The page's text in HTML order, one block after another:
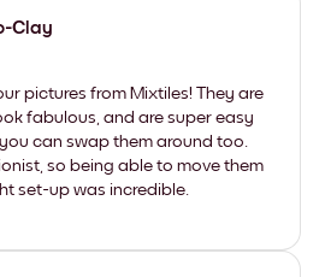
Clay
pictures from Mixtiles! They are
fabulous, and are super easy
can swap them around too.
so being able to move them
set-up was incredible.